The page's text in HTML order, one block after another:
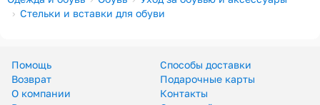
Стельки и вставки для обуви
Помощь
Способы доставки
Возврат
Подарочные карты
О компании
Контакты